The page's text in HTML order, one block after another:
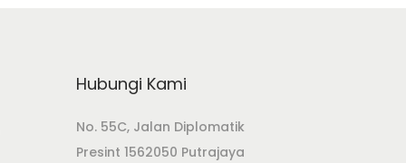
Hubungi Kami
No. 55C, Jalan Diplomatik
Presint 1562050 Putrajaya